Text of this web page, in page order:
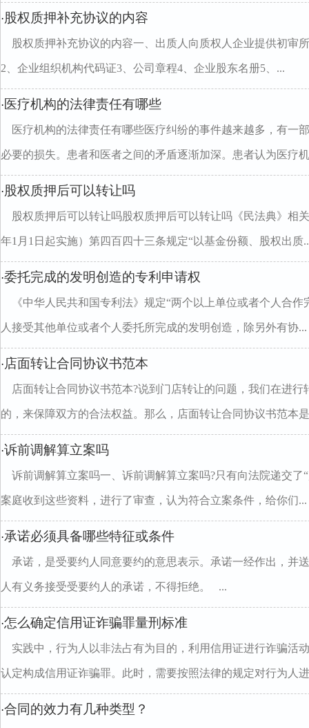
·股权质押补充协议的内容
股权质押补充协议的内容一、出质人向质权人企业提供初审
2、企业组织机构代码证3、公司章程4、企业股东名册5、...
· 医疗机构的法律责任有哪些
医疗机构的法律责任有哪些医疗纠纷的事件越来越多，有一
必要的损失。患者和医者之间的矛盾逐渐加深。患者认为医疗
·股权质押后可以转让吗
股权质押后可以转让吗股权质押后可以转让吗《民法典》相
年1月1日起实施）第四百四十三条规定“以基金份额、股权出质
·委托完成的发明创造的专利申请权
《中华人民共和国专利法》规定“两个以上单位或者个人合
人接受其他单位或者个人委托所完成的发明创造，除另外有协...
·店面转让合同协议书范本
店面转让合同协议书范本?说到门店转让的问题，我们在进
的，来保障双方的合法权益。那么，店面转让合同协议书范本
·诉前调解算立案吗
诉前调解算立案吗一、诉前调解算立案吗?只有向法院递交了
案庭收到这些资料，进行了审查，认为符合立案条件，给你们...
·承诺必须具备哪些特征或条件
承诺，是受要约人同意要约的意思表示。承诺一经作出，并
人有义务接受受要约人的承诺，不得拒绝。 ...
·怎么确定信用证诈骗罪量刑标准
实践中，行为人以非法占有为目的，利用信用证进行诈骗活
认定构成信用证诈骗罪。此时，需要按照法律的规定对行为人
·合同的效力有几种类型？